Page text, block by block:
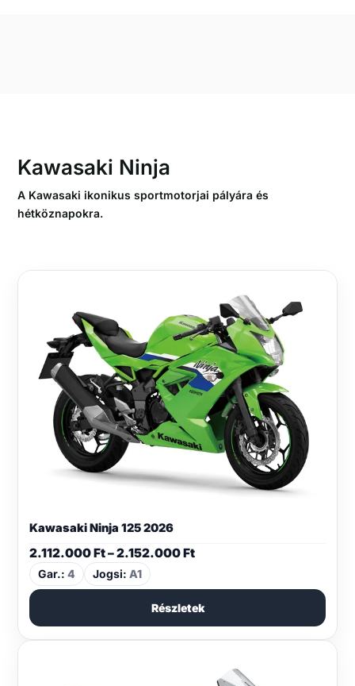
Kawasaki Ninja
A Kawasaki ikonikus sportmotorjai pályára és
hétköznapokra.
Kawasaki Ninja 125 2026
2.112.000Ft–2.152.000FtÁrtartomány:
-
2.152.000 Ft
Gar.: 4 Jogsi: A1
Részletek